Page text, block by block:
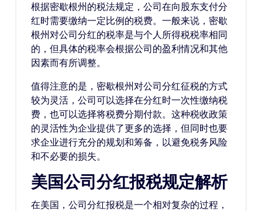
根据密歇根州的税法规定，公司在向股东支付分
红时需要缴纳一定比例的税费。一般来说，密歇
根州对公司分红的税率是与个人所得税税率相同
的，但具体的税率会根据公司的盈利情况和其他
因素而有所调整。
值得注意的是，密歇根州对公司分红征税的方式
较为灵活，公司可以选择在分红时一次性缴纳税
费，也可以选择将税费分期付款。这种税收政策
的灵活性为企业提供了更多的选择，但同时也要
求企业进行充分的规划和筹备，以避免税务风险
和不必要的损失。
美国公司分红报税规定解析
在美国，公司分红报税是一个相对复杂的过程，